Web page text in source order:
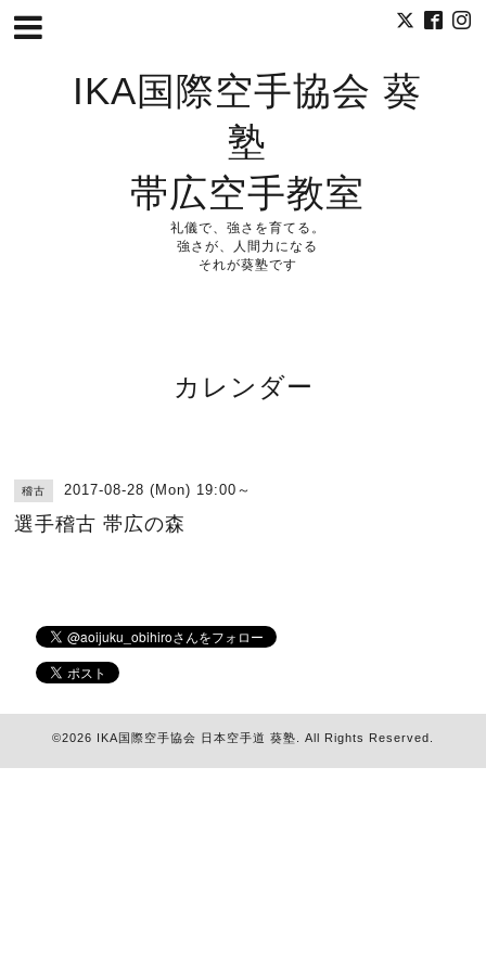
IKA国際空手協会 葵
塾
帯広空手教室
礼儀で、強さを育てる。
強さが、人間力になる
それが葵塾です
カレンダー
稽古 2017-08-28 (Mon) 19:00～
選手稽古 帯広の森
©2026 IKA国際空手協会 日本空手道 葵塾 . All Rights Reserved.